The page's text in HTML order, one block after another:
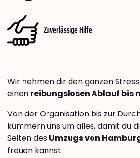
Zuverlässige Hilfe
Wir nehmen dir den ganzen
einen reibungslosen Ablauf bis
Von der Organisation bis zur
kümmern uns um alles, damit du
Seiten des Umzugs von
freuen kannst.